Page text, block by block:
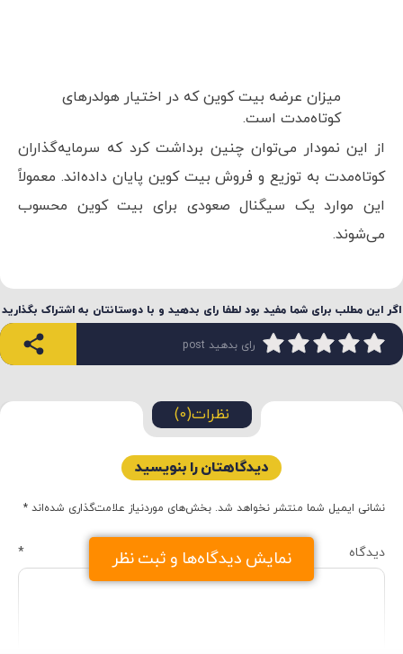
میزان عرضه بیت کوین که در اختیار هولدرهای
کوتاه‌مدت است.
از این نمودار می‌توان چنین برداشت کرد که سرمایه‌گذاران
کوتاه‌مدت به توزیع و فروش بیت کوین پایان داده‌اند. معمولاً
این موارد یک سیگنال صعودی برای بیت کوین محسوب
می‌شوند.
اگر این مطلب برای شما مفید بود لطفا رای بدهید و با دوستانتان به اشتراک بگذارید
رای بدهید post
نمایش دیدگاه‌ها و ثبت نظر
نظرات(0)
دیدگاهتان را بنویسید
نشانی ایمیل شما منتشر نخواهد شد. بخش‌های موردنیاز علامت‌گذاری شده‌اند *
دیدگاه *